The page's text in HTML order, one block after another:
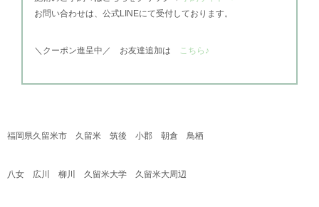
お問い合わせは、公式LINEにて受付しております。
＼ クーポン進呈中／ お友達追加は こちら♪
福岡県久留米市 久留米 筑後 小郡 朝倉 鳥栖
八女 広川 柳川 久留米大学 久留米大周辺